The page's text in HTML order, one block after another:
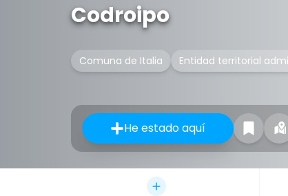
Codroipo
Comuna de Italia Entidad territorial
He estado aquí